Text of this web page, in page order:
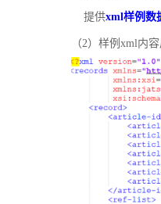
提供xml样例数
（2）样例xml内